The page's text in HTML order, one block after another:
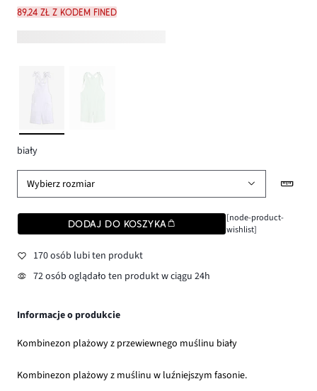
89,24 zł z kodem FINED
biały
Wybierz rozmiar
DODAJ DO KOSZYKA
[node-product-
wishlist]
170 osób lubi ten produkt
72 osób oglądało ten produkt w ciągu 24h
Informacje o produkcie
Kombinezon plażowy z przewiewnego muślinu biały
Kombinezon plażowy z muślinu w luźniejszym fasonie.